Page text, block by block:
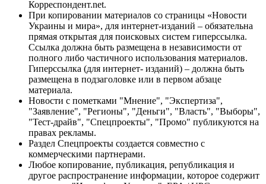
Корреспондент.net.
При копировании материалов со страницы «Новости
Украины и мира», для интернет-изданий – обязательна
прямая открытая для поисковых систем гиперссылка.
Ссылка должна быть размещена в независимости от
полного либо частичного использования материалов.
Гиперссылка (для интернет- изданий) – должна быть
размещена в подзаголовке или в первом абзаце
материала.
Новости с пометками "Мнение", "Экспертиза",
"Заявление", "Регионы", "Деньги", "Власть", "Выборы",
"Тест-драйв", "Спецпроекты", "Промо" публикуются на
правах рекламы.
Раздел Спецпроекты создается совместно с
коммерческими партнерами.
Любое копирование, публикация, републикация и
другое распространение информации, которое содержит